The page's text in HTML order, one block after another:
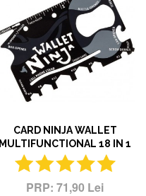
CARD NINJA WALLET
MULTIFUNCTIONAL 18 IN 1
71,90 Lei